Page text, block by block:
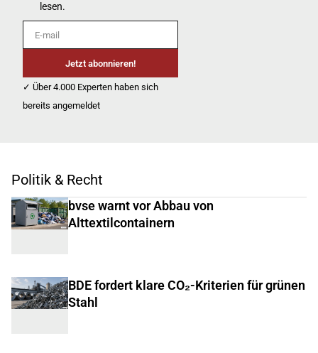
lesen.
E-mail
Jetzt abonnieren!
✓ Über 4.000 Experten haben sich
bereits angemeldet
Politik & Recht
bvse warnt vor Abbau von
Alttextilcontainern
BDE fordert klare CO₂-Kriterien für grünen
Stahl